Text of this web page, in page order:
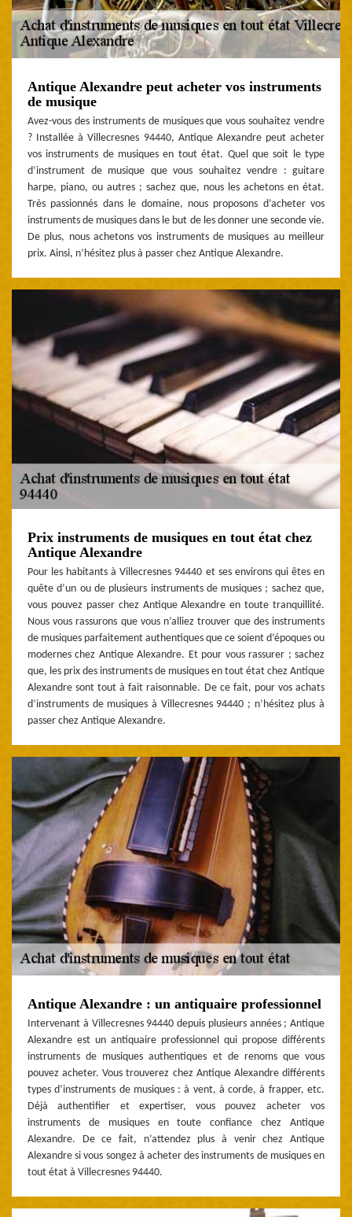
Antique Alexandre peut acheter vos instruments
de musique
Avez-vous des instruments de musiques que vous souhaitez vendre
? Installée à Villecresnes 94440, Antique Alexandre peut acheter
vos instruments de musiques en tout état. Quel que soit le type
d’instrument de musique que vous souhaitez vendre : guitare
harpe, piano, ou autres ; sachez que, nous les achetons en état.
Très passionnés dans le domaine, nous proposons d’acheter vos
instruments de musiques dans le but de les donner une seconde vie.
De plus, nous achetons vos instruments de musiques au meilleur
prix. Ainsi, n’hésitez plus à passer chez Antique Alexandre.
Prix instruments de musiques en tout état chez
Antique Alexandre
Pour les habitants à Villecresnes 94440 et ses environs qui êtes en
quête d’un ou de plusieurs instruments de musiques ; sachez que,
vous pouvez passer chez Antique Alexandre en toute tranquillité.
Nous vous rassurons que vous n’alliez trouver que des instruments
de musiques parfaitement authentiques que ce soient d’époques ou
modernes chez Antique Alexandre. Et pour vous rassurer ; sachez
que, les prix des instruments de musiques en tout état chez Antique
Alexandre sont tout à fait raisonnable. De ce fait, pour vos achats
d’instruments de musiques à Villecresnes 94440 ; n’hésitez plus à
passer chez Antique Alexandre.
Antique Alexandre : un antiquaire professionnel
Intervenant à Villecresnes 94440 depuis plusieurs années ; Antique
Alexandre est un antiquaire professionnel qui propose différents
instruments de musiques authentiques et de renoms que vous
pouvez acheter. Vous trouverez chez Antique Alexandre différents
types d’instruments de musiques : à vent, à corde, à frapper, etc.
Déjà authentifier et expertiser, vous pouvez acheter vos
instruments de musiques en toute confiance chez Antique
Alexandre. De ce fait, n’attendez plus à venir chez Antique
Alexandre si vous songez à acheter des instruments de musiques en
tout état à Villecresnes 94440.